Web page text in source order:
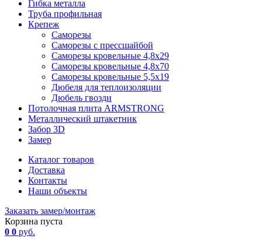
Гибка металла
Труба профильная
Крепеж
Саморезы
Саморезы с прессшайбой
Саморезы кровельные 4,8х29
Саморезы кровельные 4,8х70
Саморезы кровельные 5,5х19
Дюбеля для теплоизоляции
Дюбель гвозди
Потолочная плита ARMSTRONG
Металлический штакетник
Забор 3D
Замер
Каталог товаров
Доставка
Контакты
Наши объекты
Заказать замер/монтаж
Корзина пуста
0 0 руб.